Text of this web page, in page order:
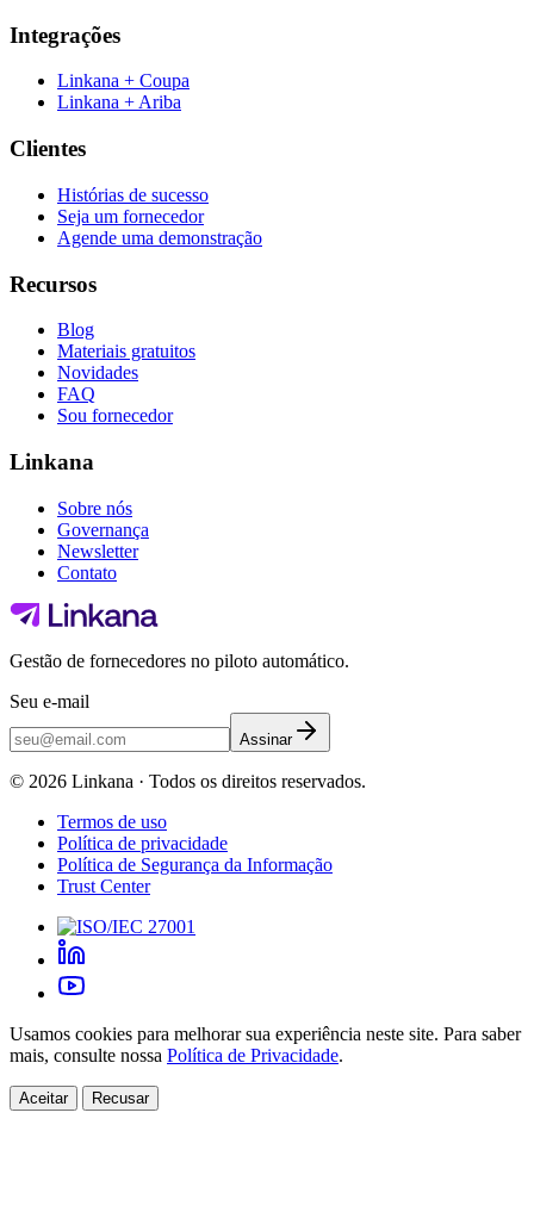
Integrações
Linkana + Coupa
Linkana + Ariba
Clientes
Histórias de sucesso
Seja um fornecedor
Agende uma demonstração
Recursos
Blog
Materiais gratuitos
Novidades
FAQ
Sou fornecedor
Linkana
Sobre nós
Governança
Newsletter
Contato
Gestão de fornecedores no piloto automático.
Seu e-mail
Assinar
© 2026 Linkana · Todos os direitos reservados.
Termos de uso
Política de privacidade
Política de Segurança da Informação
Trust Center
Usamos cookies para melhorar sua experiência neste site. Para saber
mais, consulte nossa Política de Privacidade.
Aceitar Recusar